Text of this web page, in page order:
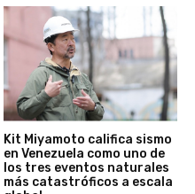
Kit Miyamoto califica sismo
en Venezuela como uno de
los tres eventos naturales
más catastróficos a escala